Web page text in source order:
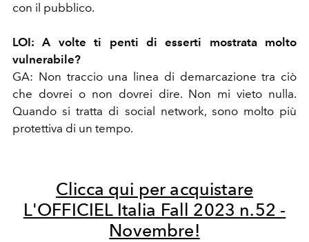
con il pubblico.
LOI:
A volte ti penti di esserti mostrata molto
vulnerabile?
GA: Non traccio una linea di demarcazione tra ciò
che dovrei o non dovrei dire. Non mi vieto nulla.
Quando si tratta di social network, sono molto più
protettiva di un tempo.
Clicca qui per acquistare
L'OFFICIEL Italia Fall 2023 n.52 -
Novembre!